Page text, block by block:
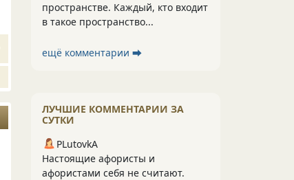
пространстве. Каждый, кто входит
в такое пространство...
ещё комментарии ⮕
ЛУЧШИЕ КОММЕНТАРИИ ЗА
СУТКИ
PLutоvkА
Настоящие афористы и
афористами себя не считают.